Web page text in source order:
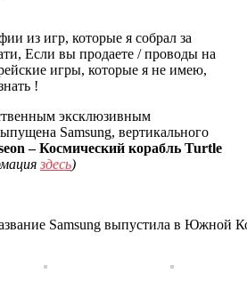
из игр, которые я собрал за
Если вы продаете / проводы на
игры, которые я не имею,
!
эксклюзивным
Samsung, вертикального
– Космический корабль Turtle
здесь)
Samsung выпустила в Южной